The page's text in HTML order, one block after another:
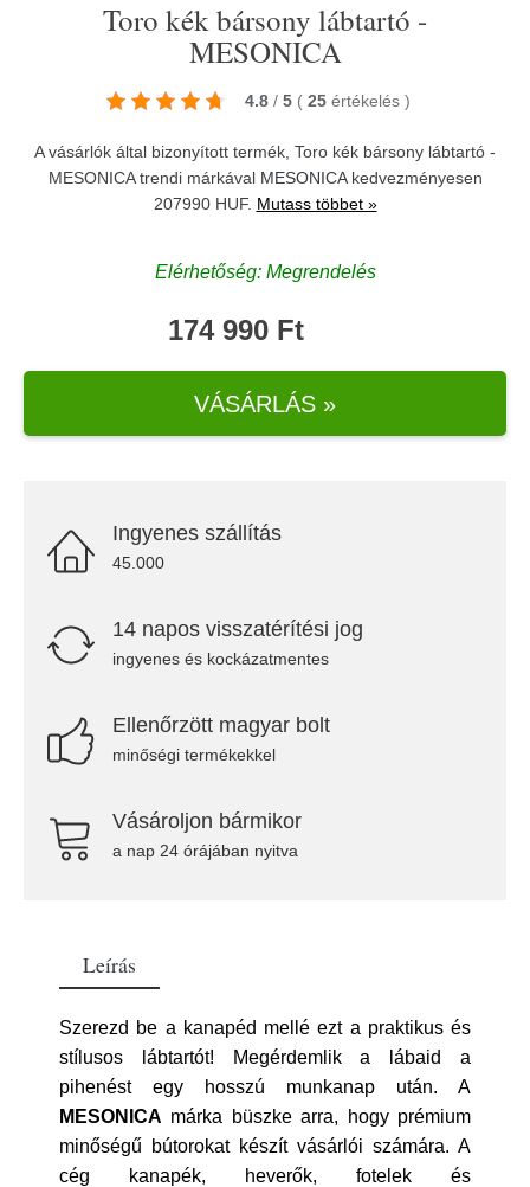
Toro kék bársony lábtartó -
MESONICA
4.8 / 5 ( 25 értékelés )
A vásárlók által bizonyított termék, Toro kék bársony lábtartó -
MESONICA trendi márkával MESONICAkedvezményesen
207990 HUF. Mutass többet »
Elérhetőség: Megrendelés
174 990 Ft
VÁSÁRLÁS »
Ingyenes szállítás
45.000
14 napos visszatérítési jog
ingyenes és kockázatmentes
Ellenőrzött magyar bolt
minőségi termékekkel
Vásároljon bármikor
a nap 24 órájában nyitva
Leírás
Szerezd be a kanapéd mellé ezt a praktikus és
stílusos lábtartót! Megérdemlik a lábaid a
pihenést egy hosszú munkanap után. A
MESONICA márka büszke arra, hogy prémium
minőségű bútorokat készít vásárlói számára. A
cég kanapék, heverők, fotelek és